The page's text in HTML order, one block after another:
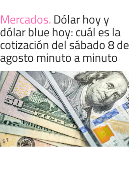
Mercados. Dólar hoy y
dólar blue hoy: cuál es la
cotización del sábado 8 de
agosto minuto a minuto